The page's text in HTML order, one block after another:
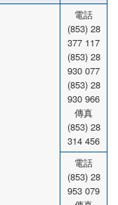
電話
(853) 28
377 117
(853) 28
930 077
(853) 28
930 966
傳真
(853) 28
314 456
電話
(853) 28
953 079